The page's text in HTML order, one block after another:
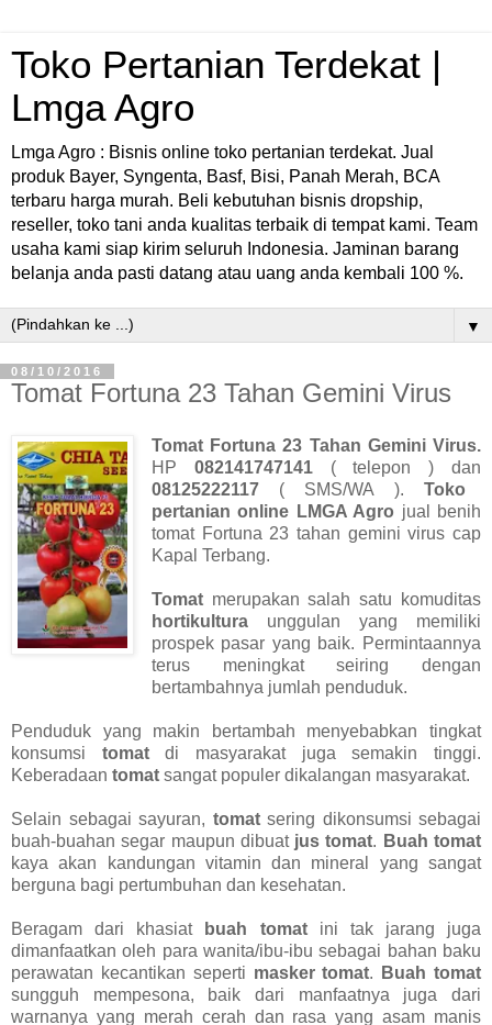
Toko Pertanian Terdekat |
Lmga Agro
Lmga Agro : Bisnis online toko pertanian terdekat. Jual
produk Bayer, Syngenta, Basf, Bisi, Panah Merah, BCA
terbaru harga murah. Beli kebutuhan bisnis dropship,
reseller, toko tani anda kualitas terbaik di tempat kami. Team
usaha kami siap kirim seluruh Indonesia. Jaminan barang
belanja anda pasti datang atau uang anda kembali 100 %.
▼
08/10/2016
Tomat Fortuna 23 Tahan Gemini Virus
Tomat Fortuna 23 Tahan Gemini Virus.
HP 082141747141( telepon ) dan
08125222117 ( SMS/WA ). Toko
pertanian online LMGA Agro jual benih
tomat Fortuna 23 tahan gemini virus cap
Kapal Terbang.
Tomatmerupakan salah satu komuditas
hortikulturaunggulan yang memiliki
prospek pasar yang baik. Permintaannya
terus meningkat seiring dengan
bertambahnya jumlah penduduk.
Penduduk yang makin bertambah menyebabkan tingkat
konsumsi tomatdi masyarakat juga semakin tinggi.
Keberadaan tomat sangat populer dikalangan masyarakat.
Selain sebagai sayuran, tomatsering dikonsumsi sebagai
buah-buahan segar maupun dibuat jus tomat. Buah tomat
kaya akan kandungan vitamin dan mineral yang sangat
berguna bagi pertumbuhan dan kesehatan.
Beragam dari khasiat buah tomatini tak jarang juga
dimanfaatkan oleh para wanita/ibu-ibu sebagai bahan baku
perawatan kecantikan seperti masker tomat.
Buah tomat
sungguh mempesona, baik dari manfaatnya juga dari
warnanya yang merah cerah dan rasa yang asam manis